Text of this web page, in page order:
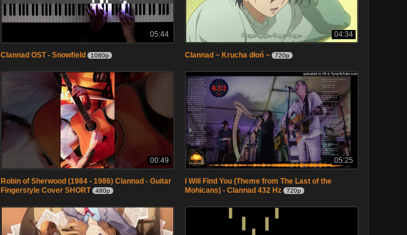
05:44
Clannad OST - Snowfield 1080p
04:34
Clannad ~ Krucha dłoń ~ 720p
00:49
Robin of Sherwood (1984 - 1986) Clannad - Guitar
Fingerstyle Cover SHORT
480p
05:25
I Will Find You (Theme from The Last of the
Mohicans) - Clannad 432 Hz
720p